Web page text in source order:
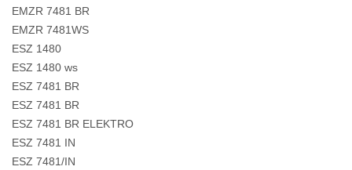
EMZR 7481 BR
EMZR 7481WS
ESZ 1480
ESZ 1480 ws
ESZ 7481 BR
ESZ 7481 BR
ESZ 7481 BR ELEKTRO
ESZ 7481 IN
ESZ 7481/IN